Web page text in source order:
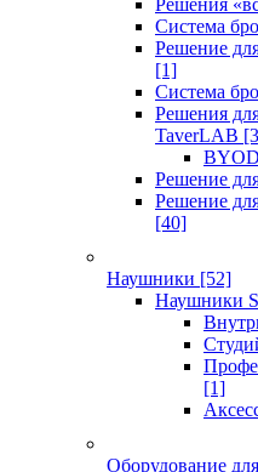
Решения
Система
Решение
[1]
Система
Решения
TaverLAB
Решение
Решение
[40]
Наушники [52]
Наушники
[1]
Оборудование